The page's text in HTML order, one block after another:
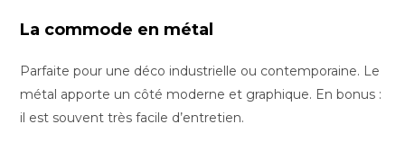
La commode en métal
Parfaite pour une déco industrielle ou contemporaine. Le
métal apporte un côté moderne et graphique. En bonus :
il est souvent très facile d’entretien.